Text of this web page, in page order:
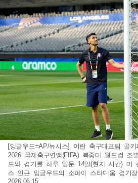
[잉글우드=AP/뉴시스] 이란 축구대표팀 골
2026 국제축구연맹(FIFA) 북중미 월드컵 조
드와 경기를 하루 앞둔 14일(현지 시간) 미
스 인근 잉글우드의 소파이 스타디움 경기
2026.06.15.